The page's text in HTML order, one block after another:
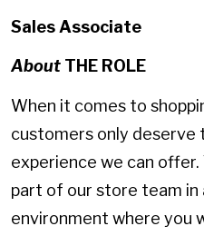
Sales Associate
About THE ROLE
When it comes to
customers only deserve
experience we can offer.
part of our store team in
environment where you